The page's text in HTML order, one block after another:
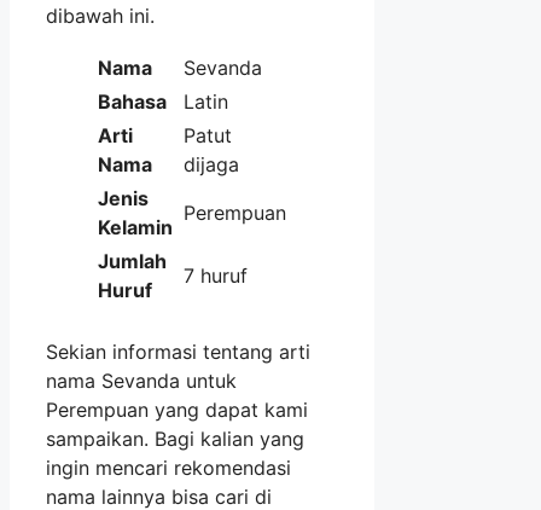
dibawah ini.
Nama
Sevanda
Bahasa
Latin
Arti
Nama
Patut
dijaga
Jenis
Kelamin
Perempuan
Jumlah
Huruf
7 huruf
Sekian informasi tentang arti
nama Sevanda untuk
Perempuan yang dapat kami
sampaikan. Bagi kalian yang
ingin mencari rekomendasi
nama lainnya bisa cari di